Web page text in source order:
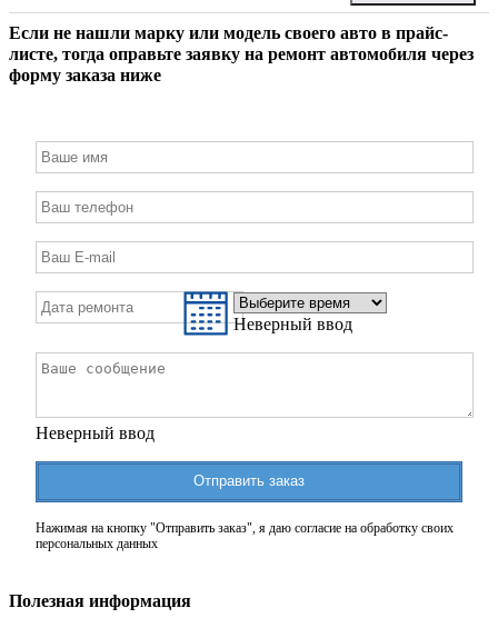
Если не нашли марку или модель своего авто в прайс-
листе, тогда оправьте заявку на ремонт автомобиля через
форму заказа ниже
Неверный ввод
Неверный ввод
Отправить заказ
Нажимая на кнопку "Отправить заказ", я даю согласие на обработку своих
персональных данных
Полезная информация